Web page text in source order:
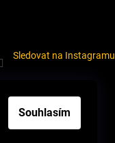
Souhlasím
Sledovat na Instagramu
smlouvy